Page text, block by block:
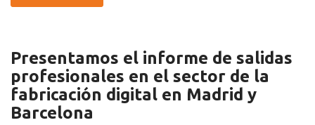
Presentamos el informe de salidas
profesionales en el sector de la
fabricación digital en Madrid y
Barcelona